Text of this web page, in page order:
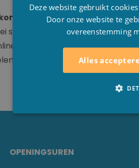
langs naar onze winkel
stelen terug. Door onze
dienst kunt u ook als klant
OPENINGSUREN
Deze website gebruikt
Door onze website te
overeenstemming
Alles